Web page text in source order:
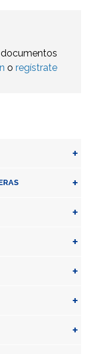
+
+
+
+
+
+
+
o regístrate